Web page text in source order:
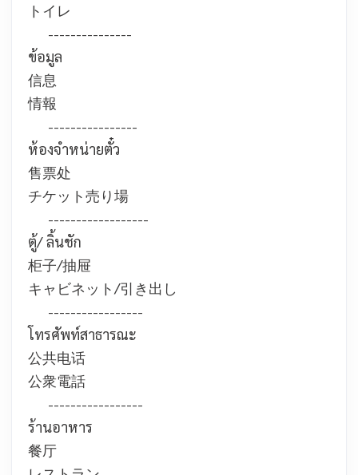
トイレ
---------------
ข้อมูล
信息
情報
----------------
ห้องจำหน่ายตั๋ว
售票处
チケット売り場
------------------
ตู้/ ลิ้นชัก
柜子/抽屉
キャビネット/引き出し
-----------------
โทรศัพท์สาธารณะ
公共电话
公衆電話
-----------------
ร้านอาหาร
餐厅